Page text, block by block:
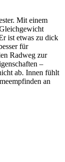
Mit einem
ist etwas zu dick
für
Radweg zur
–
ab. Innen fühlt
an